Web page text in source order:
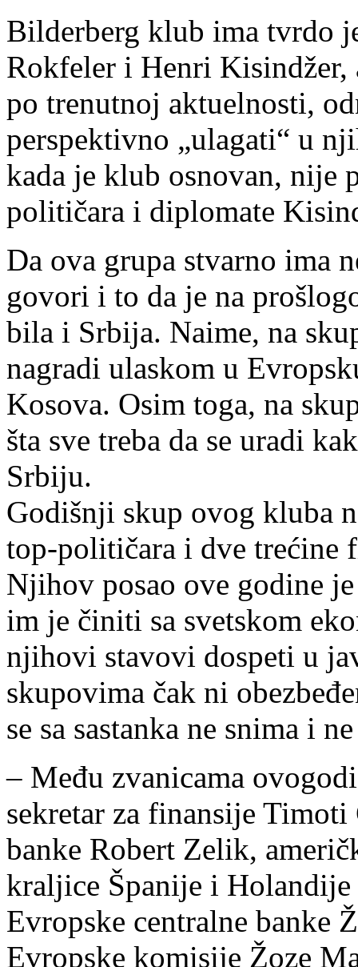
Bilderberg klub ima tvrdo
Rokfeler i Henri Kisindžer,
po trenutnoj aktuelnosti,
perspektivno „ulagati“ u
kada je klub osnovan, nije
političara i diplomate
Da ova grupa stvarno ima
govori i to da je na
bila i Srbija. Naime, na
nagradi ulaskom u
Kosova. Osim toga, na
šta sve treba da se uradi
Srbiju.
Godišnji skup ovog kluba
top-političara i dve trećine
Njihov posao ove godine
im je činiti sa svetskom
njihovi stavovi dospeti u
skupovima čak ni
se sa sastanka ne snima i
– Među zvanicama
sekretar za finansije
banke Robert Zelik,
kraljice Španije i
Evropske centralne banke
Evropske komisije Žoze